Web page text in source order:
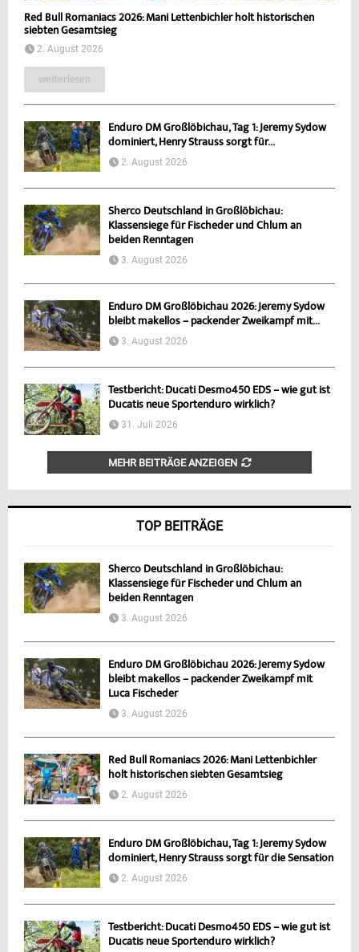
Red Bull Romaniacs 2026: Mani Lettenbichler holt historischen
siebten Gesamtsieg
2. August 2026
weiterlesen
Enduro DM Großlöbichau, Tag 1: Jeremy Sydow
dominiert, Henry Strauss sorgt für...
2. August 2026
Sherco Deutschland in Großlöbichau:
Klassensiege für Fischeder und Chlum an
beiden Renntagen
3. August 2026
Enduro DM Großlöbichau 2026: Jeremy Sydow
bleibt makellos – packender Zweikampf mit...
3. August 2026
Testbericht: Ducati Desmo450 EDS – wie gut ist
Ducatis neue Sportenduro wirklich?
31. Juli 2026
MEHR BEITRÄGE ANZEIGEN
TOP BEITRÄGE
Sherco Deutschland in Großlöbichau:
Klassensiege für Fischeder und Chlum an
beiden Renntagen
3. August 2026
Enduro DM Großlöbichau 2026: Jeremy Sydow
bleibt makellos – packender Zweikampf mit
Luca Fischeder
3. August 2026
Red Bull Romaniacs 2026: Mani Lettenbichler
holt historischen siebten Gesamtsieg
2. August 2026
Enduro DM Großlöbichau, Tag 1: Jeremy Sydow
dominiert, Henry Strauss sorgt für die Sensation
2. August 2026
Testbericht: Ducati Desmo450 EDS – wie gut ist
Ducatis neue Sportenduro wirklich?